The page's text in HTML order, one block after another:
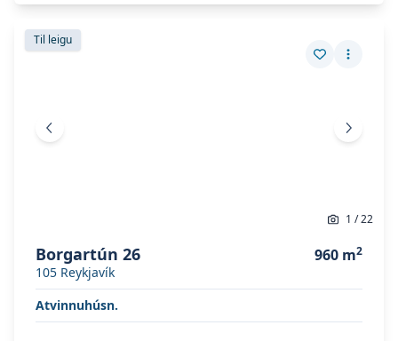
Skoða eignina
Til leigu
Vista eign
Fleiri
Skoða eignina
Fyrri mynd Næsta
1 /22
Borgartún 26
105 Reykjavík
960 m2
Atvinnuhúsn.